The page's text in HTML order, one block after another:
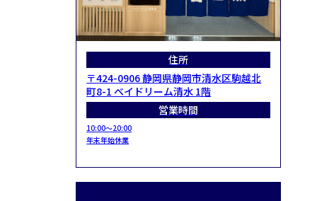
住所
〒424-0906 静岡県静岡市清水区駒越北
町8-1 ベイドリーム清水 1階
営業時間
10:00～20:00
年末年始休業